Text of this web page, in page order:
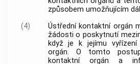
způsobem umožňujícím
(4)
Ústřední kontaktní orgán
žádosti o poskytnutí
když je k jejímu vyřízení
orgán. O tomto
kontaktní orgán a